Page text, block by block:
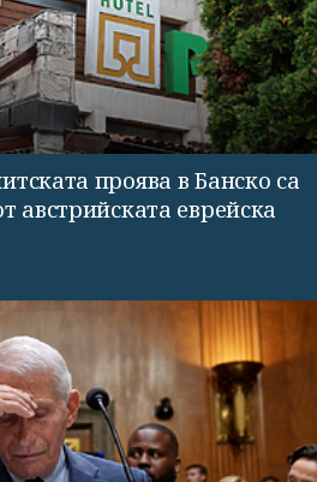
проява в Банско са
австрийската еврейска